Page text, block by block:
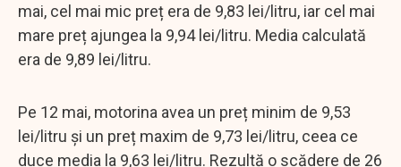
mai, cel mai mic preț era de 9,83 lei/litru, iar cel mai
mare preț ajungea la 9,94 lei/litru. Media calculată
era de 9,89 lei/litru.
Pe 12 mai, motorina avea un preț minim de 9,53
lei/litru și un preț maxim de 9,73 lei/litru, ceea ce
duce media la 9,63 lei/litru. Rezultă o scădere de 26